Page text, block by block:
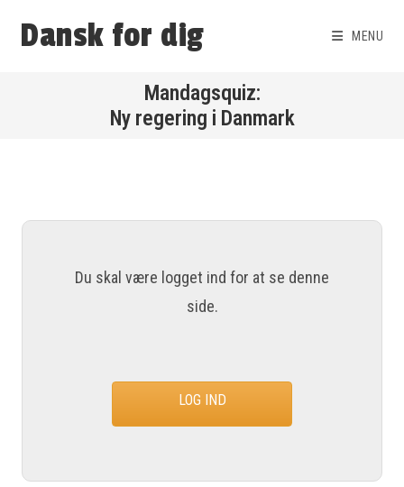
Dansk for dig MENU
Ny regering i Danmark
Du skal være logget ind for at se denne
side.
LOG IND